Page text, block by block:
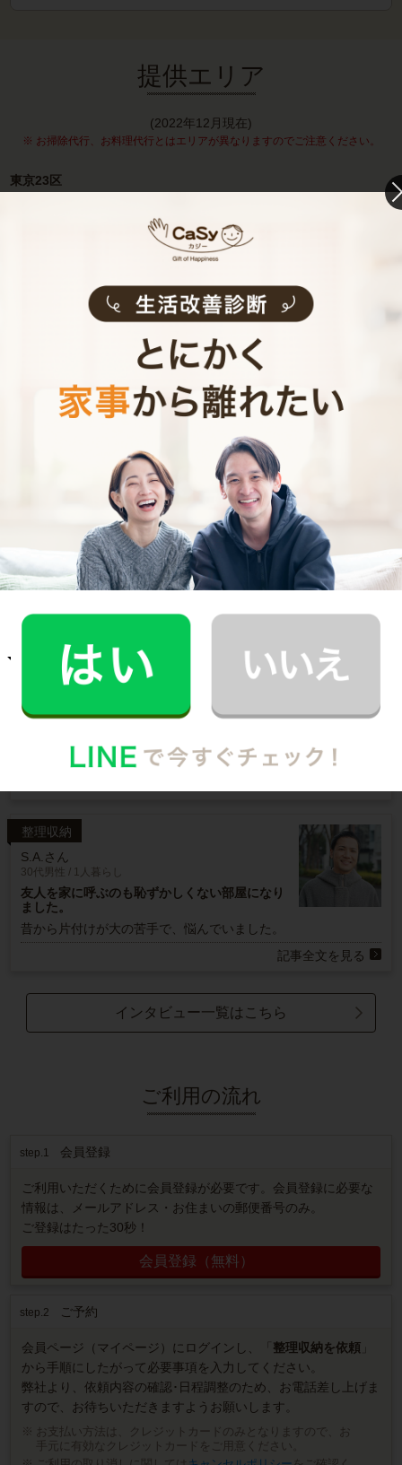
提供エリア
(2022年12月現在)
※ お掃除代行、お料理代行とはエリアが異なりますのでご注意ください。
東京23区
区・品川区・渋谷区・ 新宿区・杉並区・墨田区・世田谷区・台東
区・中央区・千代田区・豊島区・中野区・練馬区・文京区・港区・
立川市・武蔵野市・三鷹市・府中市・調布市・小金井市・小平市・
町田市・国分寺市・国立市・狛江市・東久留米市・稲城市・西東京
お客様の声
整理収納
H.K.さん
40代 子育て中
リビングの床が見え、スッキリ快適に過ごせま
す。
子供が生まれてから、年々物が増え、なかなか
捨てられずにいました。
整理収納
S.A.さん
30代男性 / 1人暮らし
友人を家に呼ぶのも恥ずかしくない部屋になり
ました。
昔から片付けが大の苦手で、悩んでいました。
記事全文を見る
インタビュー一覧はこちら
ご利用の流れ
step.1 会員登録
ご利用いただくために会員登録が必要です。会員登録に必要な
情報は、メールアドレス・お住まいの郵便番号のみ。
ご登録はたった30秒！
会員登録（無料）
step.2 ご予約
会員ページ（マイページ）にログインし、「 整理収納を依頼
から手順にしたがって必要事項を入力してください。
弊社より、依頼内容の確認･日程調整のため、お電話差し上げま
すので、お待ちいただきますようお願いします。
お支払い方法は、クレジットカードのみとなりますので、お
手元に有効なクレジットカードをご用意ください。